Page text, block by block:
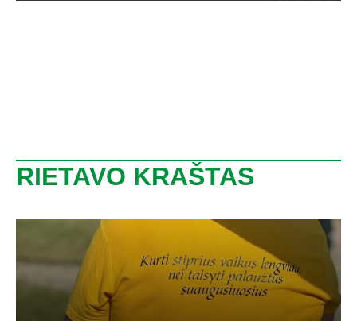
RIETAVO KRAŠTAS